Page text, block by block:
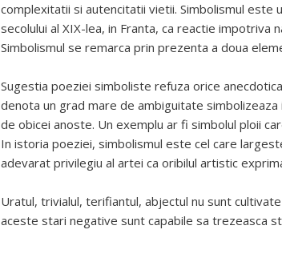
complexitatii si autencitatii vietii. Simbolismul este
secolului al XIX-lea, in Franta, ca reactie impotriva
Simbolismul se remarca prin prezenta a doua
Sugestia poeziei simboliste refuza orice
denota un grad mare de ambiguitate
de obicei anoste. Un exemplu ar fi simbolul ploii
In istoria poeziei, simbolismul este cel care
adevarat privilegiu al artei ca oribilul artistic
Uratul, trivialul, terifiantul, abjectul nu sunt
aceste stari negative sunt capabile sa trezeasca